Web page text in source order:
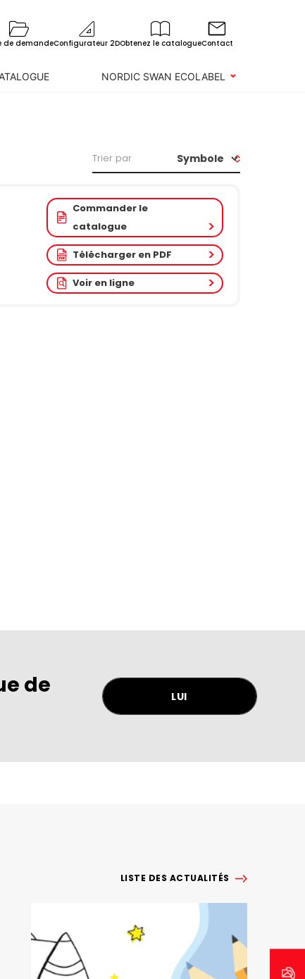
de demandeConfigurateur 2DObtenez le catalogueContact
NORDIC SWAN ECOLABEL
Trier par
Commander le
catalogue
Télécharger en PDF
Voir en ligne
de
LUI
LISTE DES ACTUALITÉS